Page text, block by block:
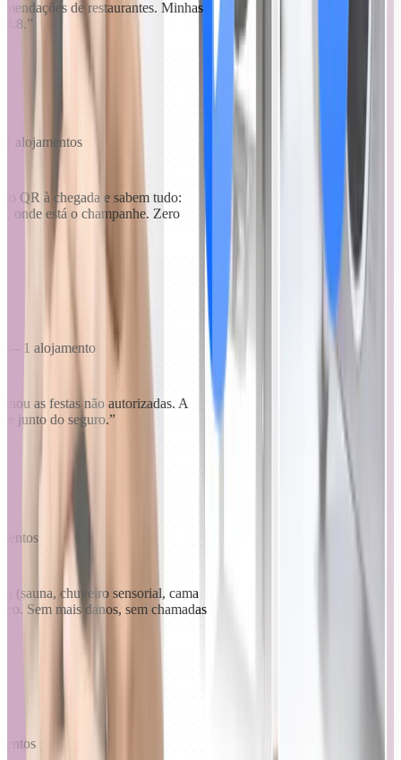
de restaurantes. Minhas
4.8.”
alojamentos
QR à chegada e sabem tudo:
onde está o champanhe. Zero
— 1 alojamento
as festas não autorizadas. A
junto do seguro.”
(sauna, chuveiro sensorial, cama
Sem mais danos, sem chamadas